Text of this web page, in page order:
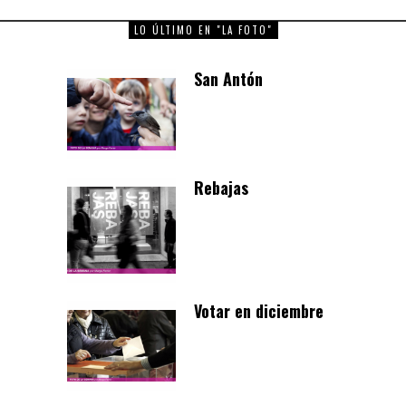
LO ÚLTIMO EN "LA FOTO"
San Antón
Rebajas
Votar en diciembre